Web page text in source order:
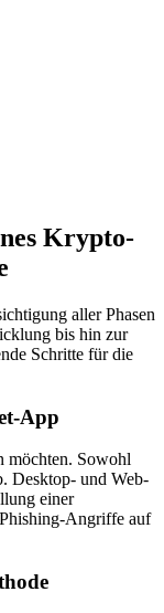
Krypto-
aller Phasen
bis hin zur
Schritte für die
App
möchten. Sowohl
Desktop- und Web-
einer
Angriffe auf